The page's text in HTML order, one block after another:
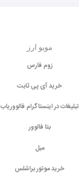
موبو ارز
زوم فارس
خرید آی پی ثابت
تبلیغات در اینستاگرام فالووریاب
بتا فالوور
مبل
خرید موتور براشلس